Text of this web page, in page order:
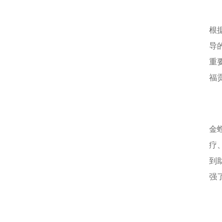
根
导
重
福
金
疗
到
强